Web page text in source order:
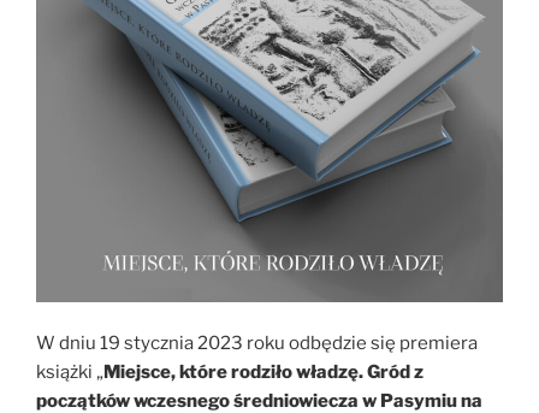
W dniu 19 stycznia 2023 roku odbędzie się premiera
książki „Miejsce, które rodziło władzę. Gród z
początków wczesnego średniowiecza w Pasymiu na